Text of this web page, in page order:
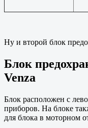
Ну и второй блок
Блок
Venza
Блок расположен с
приборов. На блоке
для блока в моторном